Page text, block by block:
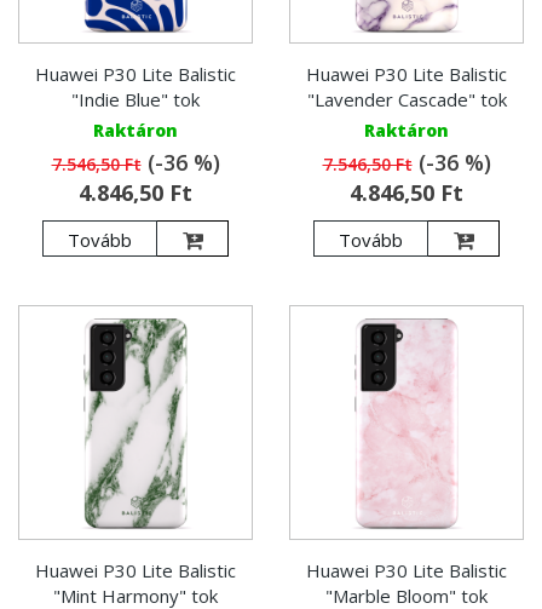
Huawei P30 Lite Balistic
"Indie Blue" tok
Raktáron
7.546,50 Ft(-36 %)
4.846,50 Ft
Tovább
Huawei P30 Lite Balistic
"Lavender Cascade" tok
Raktáron
7.546,50 Ft(-36 %)
4.846,50 Ft
Tovább
Huawei P30 Lite Balistic
"Mint Harmony" tok
Huawei P30 Lite Balistic
"Marble Bloom" tok